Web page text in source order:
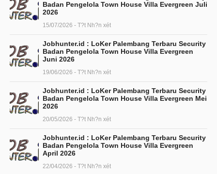
Badan Pengelola Town House Villa Evergreen Juli
2026
15/07/2026 - T?t Nh?n xét
Jobhunter.id : LoKer Palembang Terbaru Security
Badan Pengelola Town House Villa Evergreen
Juni 2026
19/06/2026 - T?t Nh?n xét
Jobhunter.id : LoKer Palembang Terbaru Security
Badan Pengelola Town House Villa Evergreen Mei
2026
20/05/2026 - T?t Nh?n xét
Jobhunter.id : LoKer Palembang Terbaru Security
Badan Pengelola Town House Villa Evergreen
April 2026
22/04/2026 - T?t Nh?n xét